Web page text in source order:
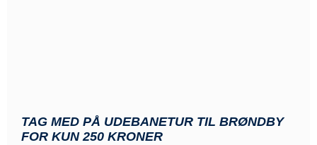
TAG MED PÅ UDEBANETUR TIL BRØNDBY
FOR KUN 250 KRONER